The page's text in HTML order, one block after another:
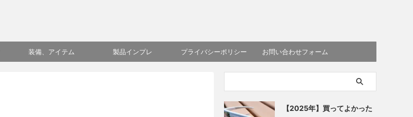
装備、アイテム 製品インプレ プライバシーポリシー お問い合わせフォーム
【2025年】買ってよかった